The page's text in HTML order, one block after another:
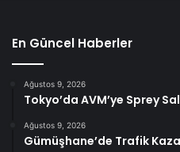
En Güncel Haberler
Ağustos 9, 2026
Tokyo’da AVM’ye Sprey
Ağustos 9, 2026
Gümüşhane’de Trafik